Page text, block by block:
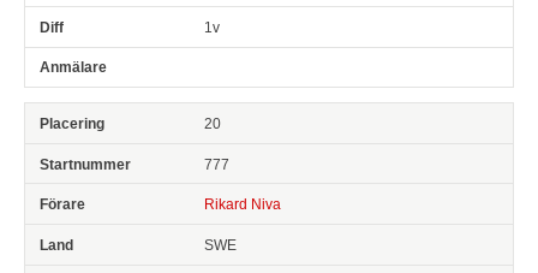
1v
20
777
Rikard Niva
SWE